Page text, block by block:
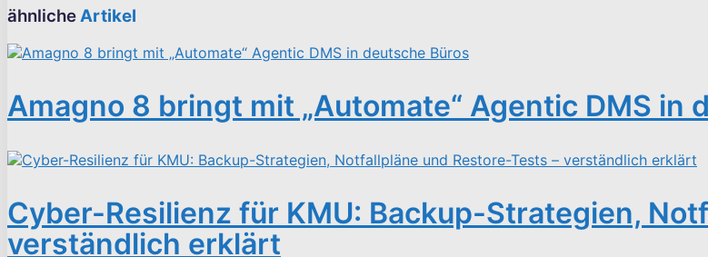
ähnlicheArtikel
Amagno 8 bringt mit „Automate“ Agentic DMS in
Cyber-Resilienz für KMU: Backup-Strategien,
verständlich erklärt